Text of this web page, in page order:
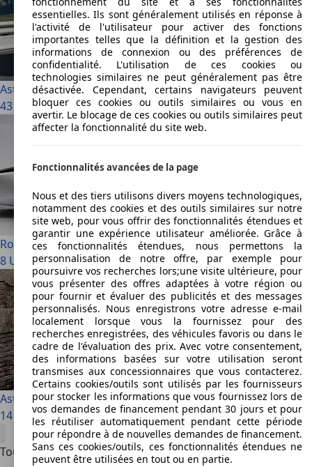
Aston Martin DBX
43 Utilisé à partir de € 85 900
Rolls-Royce Phantom
8 Utilisé à partir de € 79 950
Aston Martin DB11
14 Utilisé à partir de € 94 900
Tous les articles
essentielles. Ils sont généralement utilisés en réponse à
l'activité de l'utilisateur pour activer des fonctions
importantes telles que la définition et la gestion des
informations de connexion ou des préférences de
confidentialité. L'utilisation de ces cookies ou
technologies similaires ne peut généralement pas être
désactivée. Cependant, certains navigateurs peuvent
bloquer ces cookies ou outils similaires ou vous en
avertir. Le blocage de ces cookies ou outils similaires peut
affecter la fonctionnalité du site web.
Fonctionnalités avancées de la page
Nous et des tiers utilisons divers moyens technologiques,
notamment des cookies et des outils similaires sur notre
site web, pour vous offrir des fonctionnalités étendues et
garantir une expérience utilisateur améliorée. Grâce à
ces fonctionnalités étendues, nous permettons la
personnalisation de notre offre, par exemple pour
poursuivre vos recherches lors;une visite ultérieure, pour
vous présenter des offres adaptées à votre région ou
pour fournir et évaluer des publicités et des messages
personnalisés. Nous enregistrons votre adresse e-mail
localement lorsque vous la fournissez pour des
recherches enregistrées, des véhicules favoris ou dans le
cadre de l'évaluation des prix. Avec votre consentement,
des informations basées sur votre utilisation seront
transmises aux concessionnaires que vous contacterez.
Certains cookies/outils sont utilisés par les fournisseurs
pour stocker les informations que vous fournissez lors de
vos demandes de financement pendant 30 jours et pour
les réutiliser automatiquement pendant cette période
pour répondre à de nouvelles demandes de financement.
Sans ces cookies/outils, ces fonctionnalités étendues ne
peuvent être utilisées en tout ou en partie.